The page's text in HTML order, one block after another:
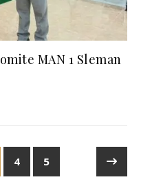
MAN 1 Sleman
4 5